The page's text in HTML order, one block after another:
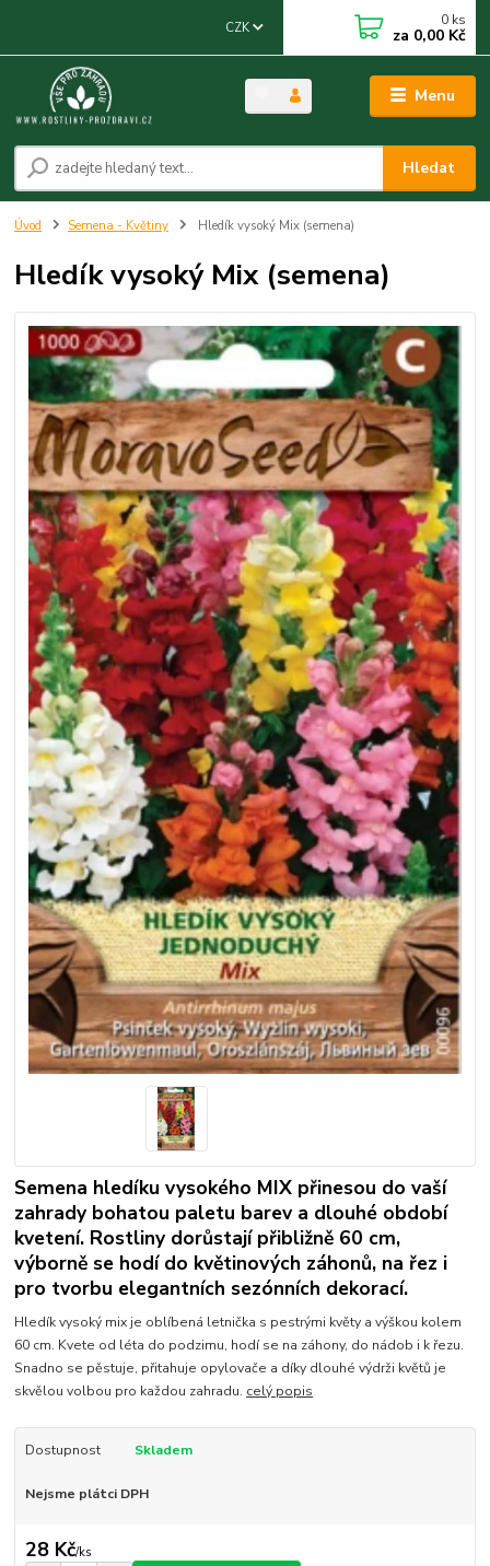
Menu
CZK
Hledat
0 ks
za 0,00 Kč
Úvod Semena - Květiny Hledík vysoký Mix (semena)
Hledík vysoký Mix (semena)
Semena hledíku vysokého MIX přinesou do vaší
zahrady bohatou paletu barev a dlouhé období
kvetení. Rostliny dorůstají přibližně 60 cm,
výborně se hodí do květinových záhonů, na řez i
pro tvorbu elegantních sezónních dekorací.
Hledík vysoký mix je oblíbená letnička s pestrými květy a výškou kolem
60 cm. Kvete od léta do podzimu, hodí se na záhony, do nádob i k řezu.
Snadno se pěstuje, přitahuje opylovače a díky dlouhé výdrži květů je
skvělou volbou pro každou zahradu. celý popis
Dostupnost Skladem
Nejsme plátci DPH
28 Kč/ks